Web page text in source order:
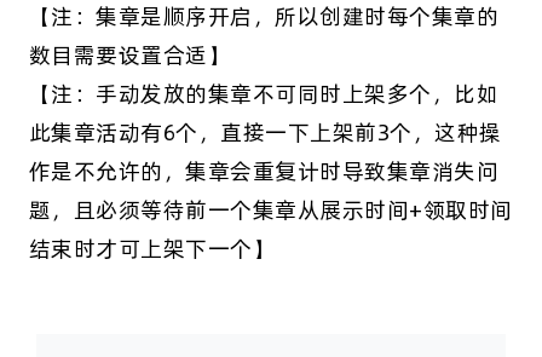
【注：集章是顺序开启，所以创建时每个集章的
数目需要设置合适】
【注：手动发放的集章不可同时上架多个，比如
此集章活动有6个，直接一下上架前3个，这种操
作是不允许的，集章会重复计时导致集章消失问
题，且必须等待前一个集章从展示时间+领取时间
结束时才可上架下一个】